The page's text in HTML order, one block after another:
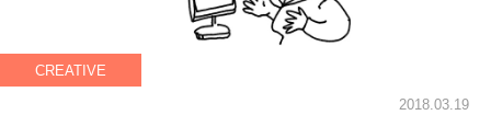
CREATIVE
2018.03.19